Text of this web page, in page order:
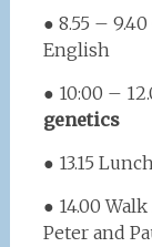
● 8.55 –
English
● 10:00 –
genetics
● 13.15
● 14.00
Peter and